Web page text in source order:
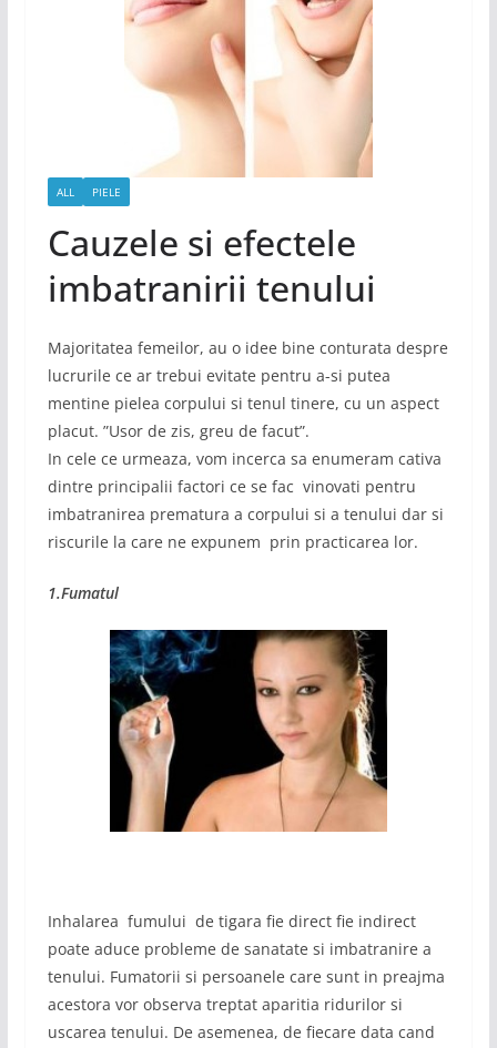
ALL PIELE
Cauzele si efectele
imbatranirii tenului
Majoritatea femeilor, au o idee bine conturata despre
lucrurile ce ar trebui evitate pentru a-si putea
mentine pielea corpului si tenul tinere, cu un aspect
placut. ”Usor de zis, greu de facut”.
In cele ce urmeaza, vom incerca sa enumeram cativa
dintre principalii factori ce se fac vinovati pentru
imbatranirea prematura a corpului si a tenului dar si
riscurile la care ne expunem prin practicarea lor.
1.Fumatul
Inhalarea fumului de tigara fie direct fie indirect
poate aduce probleme de sanatate si imbatranire a
tenului. Fumatorii si persoanele care sunt in preajma
acestora vor observa treptat aparitia ridurilor si
uscarea tenului. De asemenea, de fiecare data cand